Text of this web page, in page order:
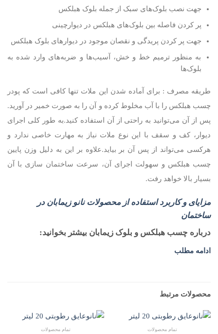
جهت نصب بلوک‌های سبک از جمله بلوک هبلکس
پر کردن فاصله بین بلوک‌های هبلکس در دیوارچینی
جهت پر کردن پریدگی و نقصان موجود در دیوارهای بلوک هبلکس
به منظور ترمیم خط و خش، آسیب‌ها و ضربه‌های وارد شده به
بلوک‌ها
طریقه مصرف : برای آماده شدن این ملات تنها کافی است که پودر
چسب هبلکس را با آب مخلوط کرده و آن را به صورت خمیر در آورید.
پس از آن می‌توانید به راحتی از آن استفاده کنید.به طور کلی اجرای
دیوار، کف و سقف با این نوع ملات نیاز به مهارت خاصی ندارد و
هرکسی می‌تواند از پس آن بر بیاید.علاوه بر این به دلیل وزن پایین
چسب هبلکس و سهولت اجرای آن، سرعت ساختمان سازی با آن
بسیار بالا خواهد رفت.
مزایای و کاربرد استفاده از محصولات نانو زیمابان در
ساختمان
درباره چسب هبلکس و بلوک زیمابان بیشتر بخوانید:
ادامه مطلب
محصولات مرتبط
تمام محصولات تمام محصولات